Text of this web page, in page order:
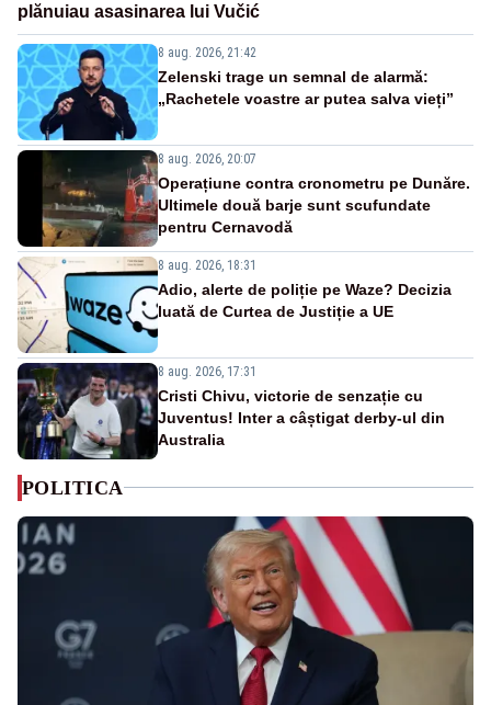
plănuiau asasinarea lui Vučić
8 aug. 2026, 21:42
Zelenski trage un semnal de alarmă:
„Rachetele voastre ar putea salva vieți”
8 aug. 2026, 20:07
Operațiune contra cronometru pe Dunăre.
Ultimele două barje sunt scufundate
pentru Cernavodă
8 aug. 2026, 18:31
Adio, alerte de poliție pe Waze? Decizia
luată de Curtea de Justiție a UE
8 aug. 2026, 17:31
Cristi Chivu, victorie de senzație cu
Juventus! Inter a câștigat derby-ul din
Australia
POLITICA